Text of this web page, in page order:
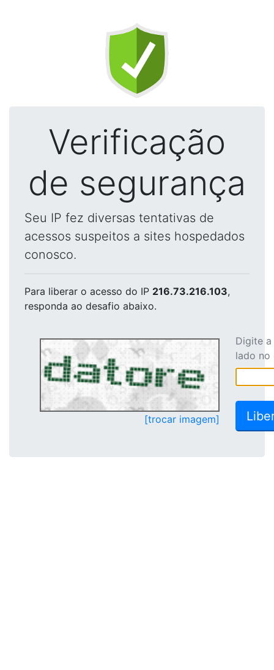
Verificação
de segurança
Seu IP fez diversas tentativas de
acessos suspeitos a sites hospedados
conosco.
Para liberar o acesso do IP 216.73.216.103,
responda ao desafio abaixo.
[trocar imagem]
Digite
lado no